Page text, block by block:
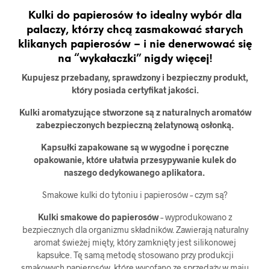
Kulki do papierosów to idealny wybór dla
palaczy, którzy chcą zasmakować starych
klikanych papierosów – i nie denerwować się
na “wykałaczki” nigdy więcej!
Kupujesz przebadany, sprawdzony i bezpieczny produkt,
który posiada certyfikat jakości.
Kulki aromatyzujące stworzone są z naturalnych aromatów
zabezpieczonych bezpieczną żelatynową osłonką.
Kapsułki zapakowane są w wygodne i poręczne
opakowanie, które ułatwia przesypywanie kulek do
naszego dedykowanego aplikatora.
Smakowe kulki do tytoniu i papierosów – czym są?
Kulki smakowe do papierosów– wyprodukowano z
bezpiecznych dla organizmu składników. Zawierają naturalny
aromat świeżej mięty, który zamknięty jest silikonowej
kapsułce. Tę samą metodę stosowano przy produkcji